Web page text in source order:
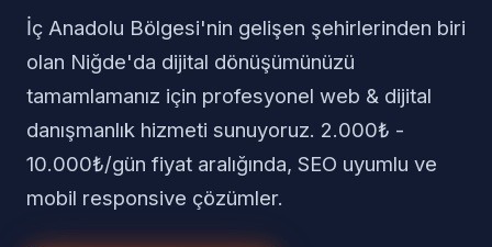
İç Anadolu Bölgesi'nin gelişen şehirlerinden biri
olan Niğde'da dijital dönüşümünüzü
tamamlamanız için profesyonel web & dijital
danışmanlık hizmeti sunuyoruz. 2.000₺ -
10.000₺/gün fiyat aralığında, SEO uyumlu ve
mobil responsive çözümler.